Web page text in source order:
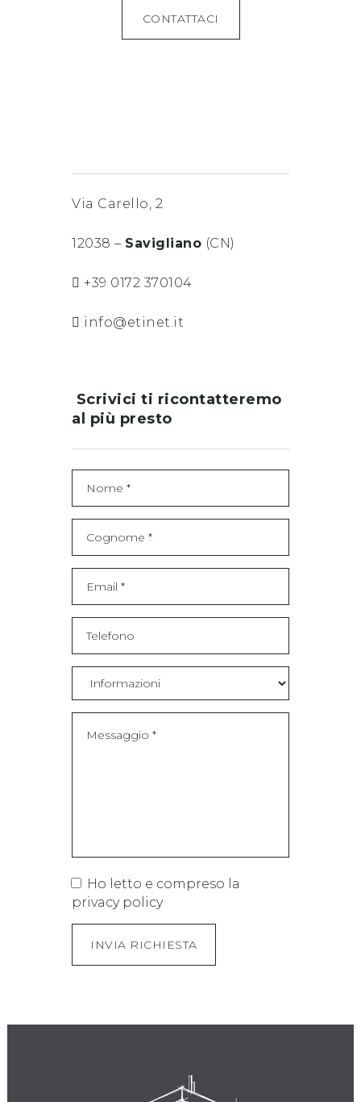
CONTATTACI
Via Carello, 2
12038 – Savigliano (CN)
+39 0172 370104
info@etinet.it
Scrivici ti ricontatteremo
al più presto
Ho letto e compreso la
privacy policy